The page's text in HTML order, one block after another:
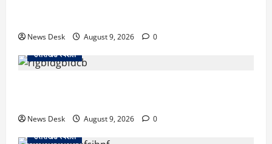
News Desk August 9, 2026
0
उत्तराखंड स्पेशल
News Desk August 9, 2026
0
उत्तराखंड स्पेशल